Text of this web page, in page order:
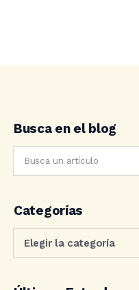
Busca en el blog
Categorías